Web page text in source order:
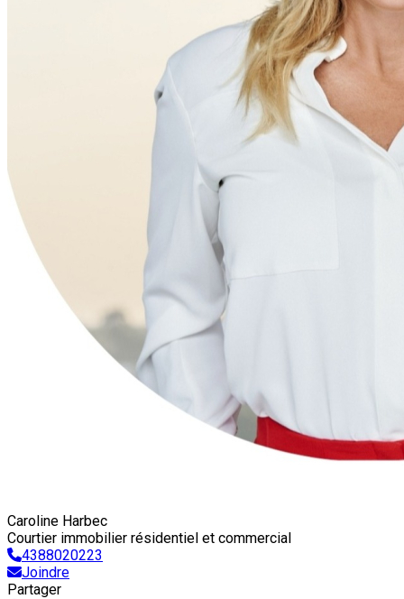
Caroline Harbec
Courtier immobilier résidentiel et commercial
4388020223
Joindre
Partager